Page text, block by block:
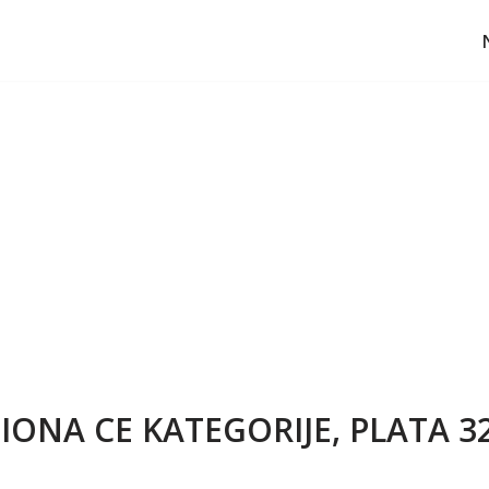
CE KATEGORIJE, PLATA